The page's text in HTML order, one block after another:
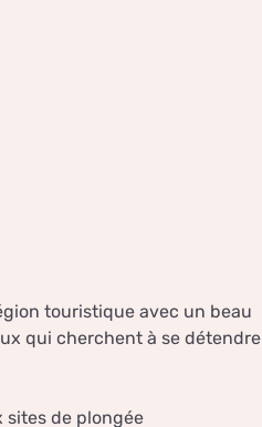
touristique avec un beau
qui cherchent à se détendre
sites de plongée